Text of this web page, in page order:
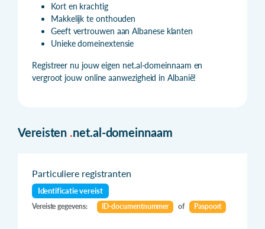
Kort en krachtig
Makkelijk te onthouden
Geeft vertrouwen aan Albanese klanten
Unieke domeinextensie
Registreer nu jouw eigen net.al-domeinnaam en
vergroot jouw online aanwezigheid in Albanië!
Vereisten .net.al-domeinnaam
Particuliere registranten
Identificatie vereist
Vereiste gegevens: ID-documentnummer of Paspoort